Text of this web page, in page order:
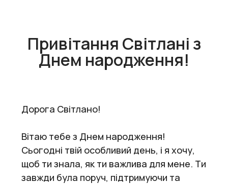
Привітання Світлані з
Днем народження!
Дорога Світлано!
Вітаю тебе з Днем народження!
Сьогодні твій особливий день, і я хочу,
щоб ти знала, як ти важлива для мене. Ти
завжди була поруч, підтримуючи та